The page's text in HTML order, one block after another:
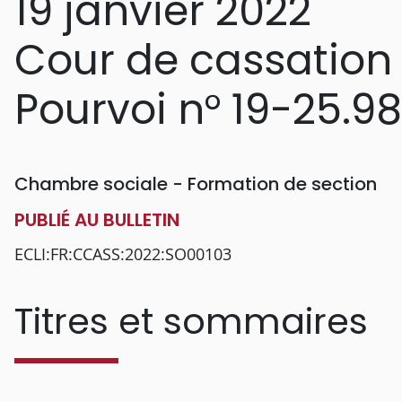
Cour de cassation
Pourvoi n° 19-
Chambre sociale - Formation de section
PUBLIÉ AU BULLETIN
ECLI:FR:CCASS:2022:SO00103
Titres et sommaires